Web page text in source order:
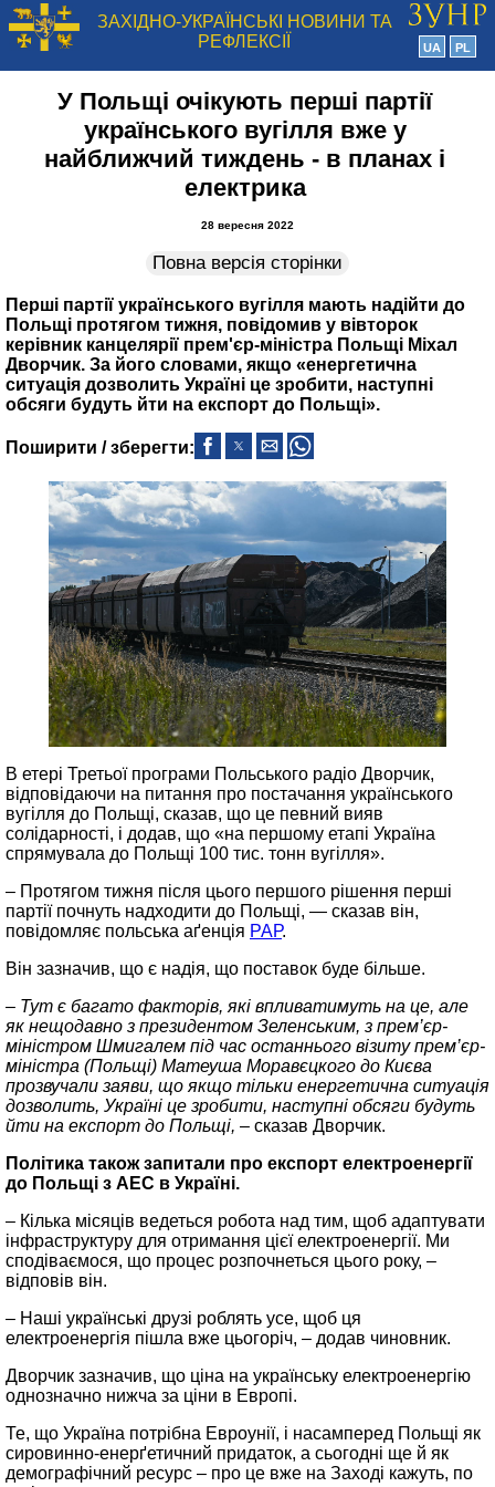
ЗАХІДНО-УКРАЇНСЬКІ НОВИНИ ТА
РЕФЛЕКСІЇ
UA PL
У Польщі очікують перші партії
українського вугілля вже у
найближчий тиждень ‑ в планах і
електрика
28 вересня 2022
Повна версія сторінки
Перші партії українського вугілля мають надійти до
Польщі протягом тижня, повідомив у вівторок
керівник канцелярії прем'єр-міністра Польщі Міхал
Дворчик. За його словами, якщо «енергетична
ситуація дозволить Україні це зробити, наступні
обсяги будуть йти на експорт до Польщі».
Поширити / зберегти:
В етері Третьої програми Польського радіо Дворчик,
відповідаючи на питання про постачання українського
вугілля до Польщі, сказав, що це певний вияв
солідарності, і додав, що «на першому етапі Україна
спрямувала до Польщі 100 тис. тонн вугілля».
– Протягом тижня після цього першого рішення перші
партії почнуть надходити до Польщі, — сказав він,
повідомляє польська аґенція РАР.
Він зазначив, що є надія, що поставок буде більше.
– Тут є багато факторів, які впливатимуть на це, але
як нещодавно з президентом Зеленським, з прем’єр-
міністром Шмигалем під час останнього візиту прем’єр-
міністра (Польщі) Матеуша Моравєцкого до Києва
прозвучали заяви, що якщо тільки енергетична ситуація
дозволить, Україні це зробити, наступні обсяги будуть
йти на експорт до Польщі, – сказав Дворчик.
Політика також запитали про експорт електроенергії
до Польщі з АЕС в Україні.
– Кілька місяців ведеться робота над тим, щоб адаптувати
інфраструктуру для отримання цієї електроенергії. Ми
сподіваємося, що процес розпочнеться цього року, –
відповів він.
– Наші українські друзі роблять усе, щоб ця
електроенергія пішла вже цьогоріч, – додав чиновник.
Дворчик зазначив, що ціна на українську електроенергію
однозначно нижча за ціни в Европі.
Те, що Україна потрібна Евроунії, і насамперед Польщі як
сировинно‑енерґетичний придаток, а сьогодні ще й як
демографічний ресурс – про це вже на Заході кажуть, по